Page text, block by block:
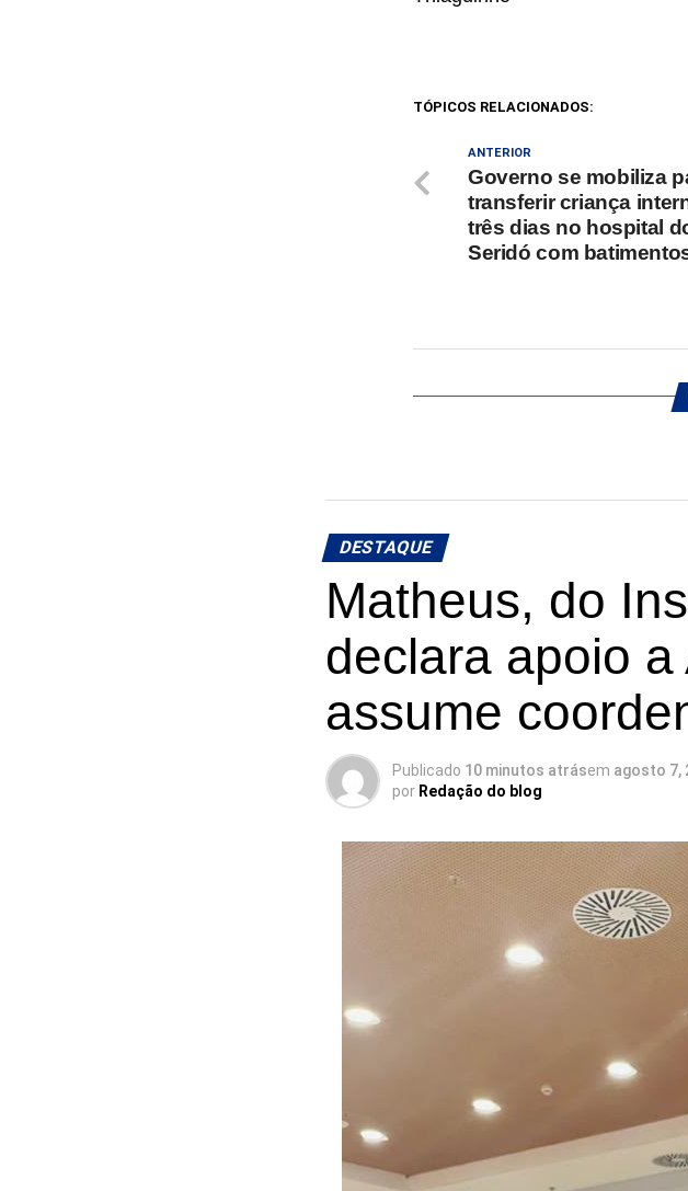
TÓPICOS RELACIONADOS:
ANTERIOR
Governo se mobiliza
transferir criança
três dias no hospital
Seridó com
DESTAQUE
Matheus, do
declara apoio
assume
Publicado 10 minutos atrásem agosto 7,
por Redação do blog